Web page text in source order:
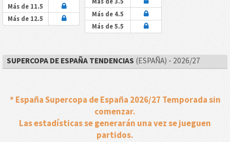
Más de 11.5
Más de 12.5
Más de 4.5
Más de 5.5
SUPERCOPA DE ESPAÑA TENDENCIAS (ESPAÑA) - 2026/27
* España Supercopa de España 2026/27 Temporada sin
comenzar.
Las estadísticas se generarán una vez se jueguen
partidos.